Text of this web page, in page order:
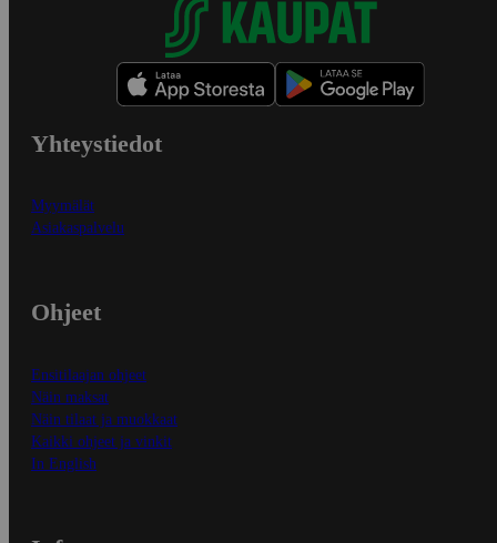
Yhteystiedot
Myymälät
Asiakaspalvelu
Ohjeet
Ensitilaajan ohjeet
Näin maksat
Näin tilaat ja muokkaat
Kaikki ohjeet ja vinkit
In English